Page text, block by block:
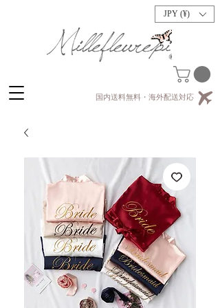
JPY (¥)
国内送料無料・海外配送対応